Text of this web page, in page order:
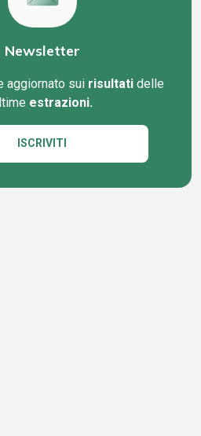
Newsletter
aggiornato sui risultatidelle
estrazioni.
ISCRIVITI